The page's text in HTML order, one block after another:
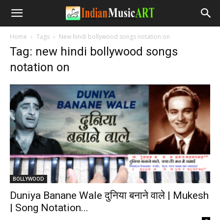
Home Tags New hindi bollywood songs notation on
Tag: new hindi bollywood songs
notation on
BOLLYWOOD
Duniya Banane Wale दुनिया बनाने वाले | Mukesh
| Song Notation...